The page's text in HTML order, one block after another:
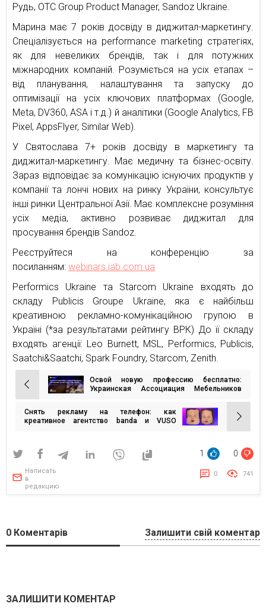
Рудь, OTC Group Product Manager, Sandoz Ukraine.
Марина має 7 років досвіду в диджитал-маркетингу.
Спеціалізується на performance marketing стратегіях,
як для невеликих брендів, так і для потужних
міжнародних компаній. Розуміється на усіх етапах –
від планування, налаштування та запуску до
оптимізації на усіх ключових платформах (Google,
Meta, DV360, ASA і т.д.) й аналітики (Google Analytics, FB
Pixel, AppsFlyer, Similar Web).
У Святослава 7+ років досвіду в маркетингу та
диджитал-маркетингу. Має медичну та бізнес-освіту.
Зараз відповідає за комунікацію існуючих продуктів у
компанії та лончі нових на ринку України, консультує
інші ринки Центральної Азії. Має комплексне розуміння
усіх медіа, активно розвиває диджитал для
просування брендів Sandoz.
Реєструйтеся на конференцію за
посиланням: webinars.iab.com.ua
Performics Ukraine та Starcom Ukraine входять до
складу Publicis Groupe Ukraine, яка є найбільш
креативною рекламно-комунікаційною групою в
Україні (*за результатами рейтингу ВРК) До її складу
входять агенції: Leo Burnett, MSL, Performics, Publicis,
Saatchi&Saatchi, Spark Foundry, Starcom, Zenith.
Навигация
по
записям
Освой новую профессию бесплатно:
Украинская Ассоциация Мебельников
Снять рекламу на телефон: как
креативное агентство banda и VUSO
1 0
Написать
в
редакцию
0 741
0 Коментарів Залишити свій коментар
ЗАЛИШИТИ КОМЕНТАР